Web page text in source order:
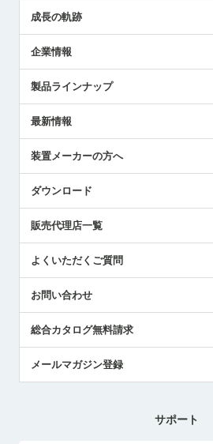
成長の軌跡
企業情報
ごあいさつ
受賞履歴
採用情報
国/地域/言語
製品ラインナップ
ツールセッタ製品
エアマイクロセンサ製品
最新情報
メトロールの技術
社員ブログ
中小企業のBCP地震対策
センサのテクニカルガイド
社長ブログ
装置メーカーの方へ
ダウンロード
販売代理店一覧
よくいただくご質問
お問い合わせ
総合カタログ無料請求
メールマガジン登録
サポート